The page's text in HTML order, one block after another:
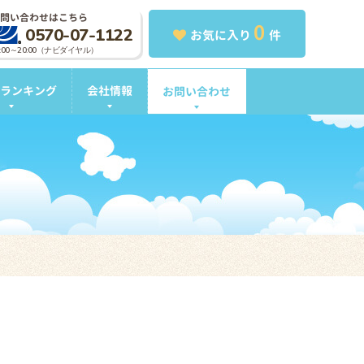
お気に入り 0 件
い合わせはこちら
0570-07-1122
～20:00（ナビダイヤル）
ンキング 会社情報 お問い合わせ